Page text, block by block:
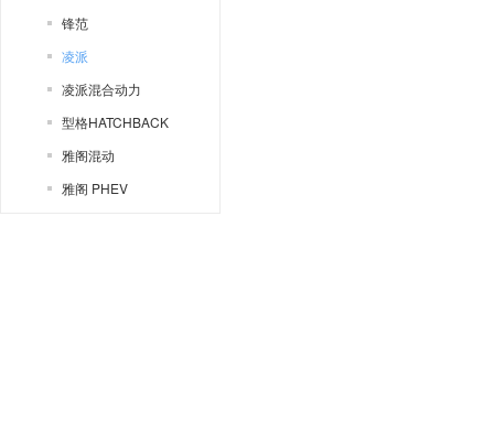
锋范
凌派
凌派混合动力
型格HATCHBACK
雅阁混动
雅阁 PHEV